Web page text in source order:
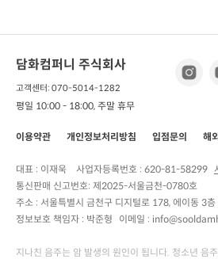
담화컴퍼니 주식회사
고객센터: 070-5014-1282
평일 10:00 - 18:00, 주말 휴무
이용약관 개인정보처리방침 입점문의 해
대표 : 이재욱 사업자등록번호 : 620-81-58299
통신판매 신고번호: 제2025-서울금천-0780호
주소 : 서울특별시 금천구 디지털로 178, 에이동 3
정보보호 책임자 : 박준형 이메일 :
지나친 음주는 암 발생의 원인이 됩니다. 청소년 음